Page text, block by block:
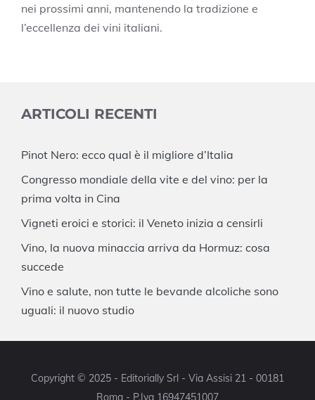
nei prossimi anni, mantenendo la tradizione e
l’eccellenza dei vini italiani.
ARTICOLI RECENTI
Pinot Nero: ecco qual è il migliore d’Italia
Congresso mondiale della vite e del vino: per la
prima volta in Cina
Vigneti eroici e storici: il Veneto inizia a censirli
Vino, la nuova minaccia arriva da Hormuz: cosa
succede
Vino e salute, non tutte le bevande alcoliche sono
uguali: il nuovo studio
Copyright © 2025 - Editorially Srl - Via Assisi 21 - 00181
Roma - P.Iva 16947451007